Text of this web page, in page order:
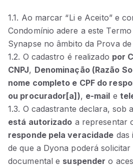
1.1. Ao marcar “Li e Aceito” e
Condomínio adere a este
Synapse no âmbito da Prova de
1.2. O cadastro é realizado por
CNPJ, Denominação (Razão
nome completo e CPF do
ou procurador[a]), e‑mail e
1.3. O cadastrante declara, sob
está autorizado a representar
responde pela veracidade das
de que a Dyona poderá
documental e suspender o